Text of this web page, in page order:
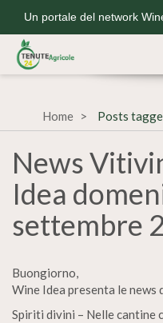
Un portale del network
Home Posts
News
Idea
settembre
Buongiorno,
Wine Idea presenta le
Spiriti divini – Nelle cantine